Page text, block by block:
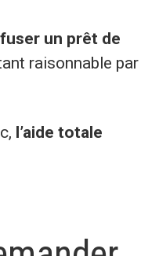
un prêt de
raisonnable par
l’aide totale